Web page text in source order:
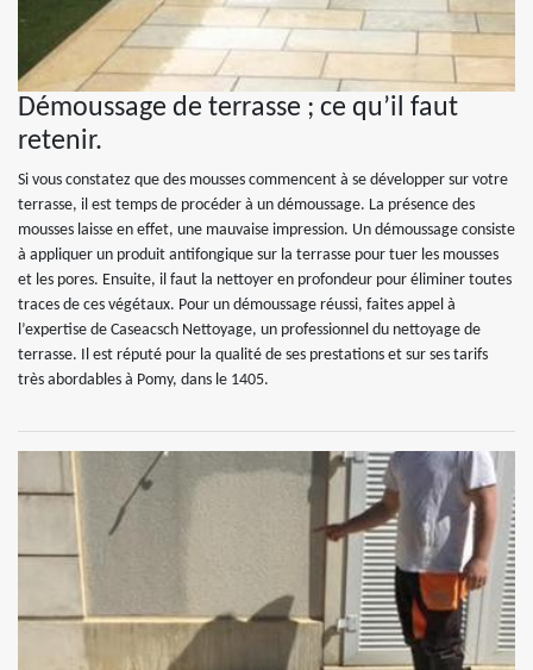
Démoussage de terrasse ; ce qu’il faut
retenir.
Si vous constatez que des mousses commencent à se développer sur votre
terrasse, il est temps de procéder à un démoussage. La présence des
mousses laisse en effet, une mauvaise impression. Un démoussage consiste
à appliquer un produit antifongique sur la terrasse pour tuer les mousses
et les pores. Ensuite, il faut la nettoyer en profondeur pour éliminer toutes
traces de ces végétaux. Pour un démoussage réussi, faites appel à
l’expertise de Caseacsch Nettoyage, un professionnel du nettoyage de
terrasse. Il est réputé pour la qualité de ses prestations et sur ses tarifs
très abordables à Pomy, dans le 1405.